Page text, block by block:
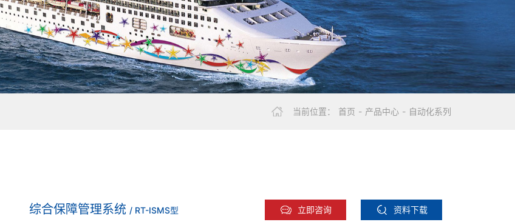
当前位置： 首页 - 产品中心 - 自动化系列
综合保障管理系统 / RT-ISMS型 立即咨询 资料下载